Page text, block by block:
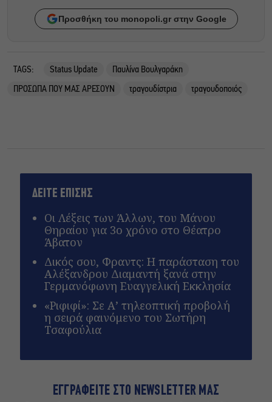
Προσθήκη του monopoli.gr στην Google
TAGS: Status Update
Παυλίνα Βουλγαράκη
ΠΡΟΣΩΠΑ ΠΟΥ ΜΑΣ ΑΡΕΣΟΥΝ
τραγουδίστρια τραγουδοποιός
ΔΕΙΤΕ ΕΠΙΣΗΣ
Οι Λέξεις των Άλλων, του Μάνου
Θηραίου για 3ο χρόνο στο Θέατρο
Άβατον
Δικός σου, Φραντς: Η παράσταση του
Αλέξανδρου Διαμαντή ξανά στην
Γερμανόφωνη Ευαγγελική Εκκλησία
«Ριφιφί»: Σε Α’ τηλεοπτική προβολή
η σειρά φαινόμενο του Σωτήρη
Τσαφούλια
ΕΓΓΡΑΦΕΙΤΕ ΣΤΟ NEWSLETTER ΜΑΣ